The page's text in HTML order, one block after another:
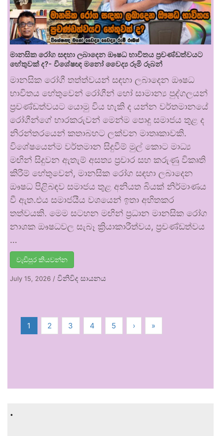
මානසික රෝග සඳහා ලබාදෙන ඖෂධ භාවිතය ප්‍රචණ්ඩත්වයට
හේතුවක් ද?- විශේෂඥ මනෝ වෛද්‍ය රූමි රූබන්
මානසික රෝගී තත්ත්වයන් සඳහා ලබාදෙන ඖෂධ
භාවිතය හේතුවෙන් රෝගීන් හෝ සාමාන්‍ය පුද්ගලයන්
ප්‍රචණ්ඩත්වයට යොමු විය හැකි ද යන්න වර්තමානයේ
රෝගීන්ගේ භාරකරුවන් මෙන්ම පොදු සමාජය තුළ ද
නිරන්තරයෙන් කතාබහට ලක්වන මාතෘකාවකි.
විශේෂයෙන්ම වර්තමාන සිදුවීම් මුල් කොට මාධ්‍ය
මඟින් සිදුවන ඇතැම් අසත්‍ය ප්‍රචාර සහ කරුණු විකෘති
කිරීම් හේතුවෙන්, මානසික රෝග සඳහා ලබාදෙන
ඖෂධ පිළිබඳව සමාජය තුළ අනියත බියක් නිර්මාණය
වී ඇත.එය සමාජයීය වශයෙන් ඉතා අහිතකර
තත්වයකි. මෙම සටහන මඟින් ප්‍රධාන මානසික රෝග
නාශක ඖෂධවල සැබෑ ක්‍රියාකාරීත්වය, ප්‍රචණ්ඩත්වය
…
වැඩිපුර කියවන්න
July 15, 2026 / විනිවිද සායනය
1 2 3 4 5 › »
.